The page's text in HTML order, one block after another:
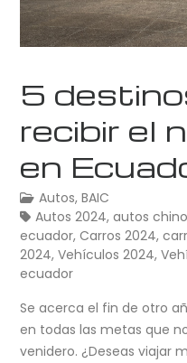
5
recibir el
en
Autos,BAIC
Autos 2024,autos
ecuador,Carros 2024,
2024,Vehículos 2024,
ecuador
Se acerca el fin de otro
en todas las metas que
venidero. ¿Deseas viajar